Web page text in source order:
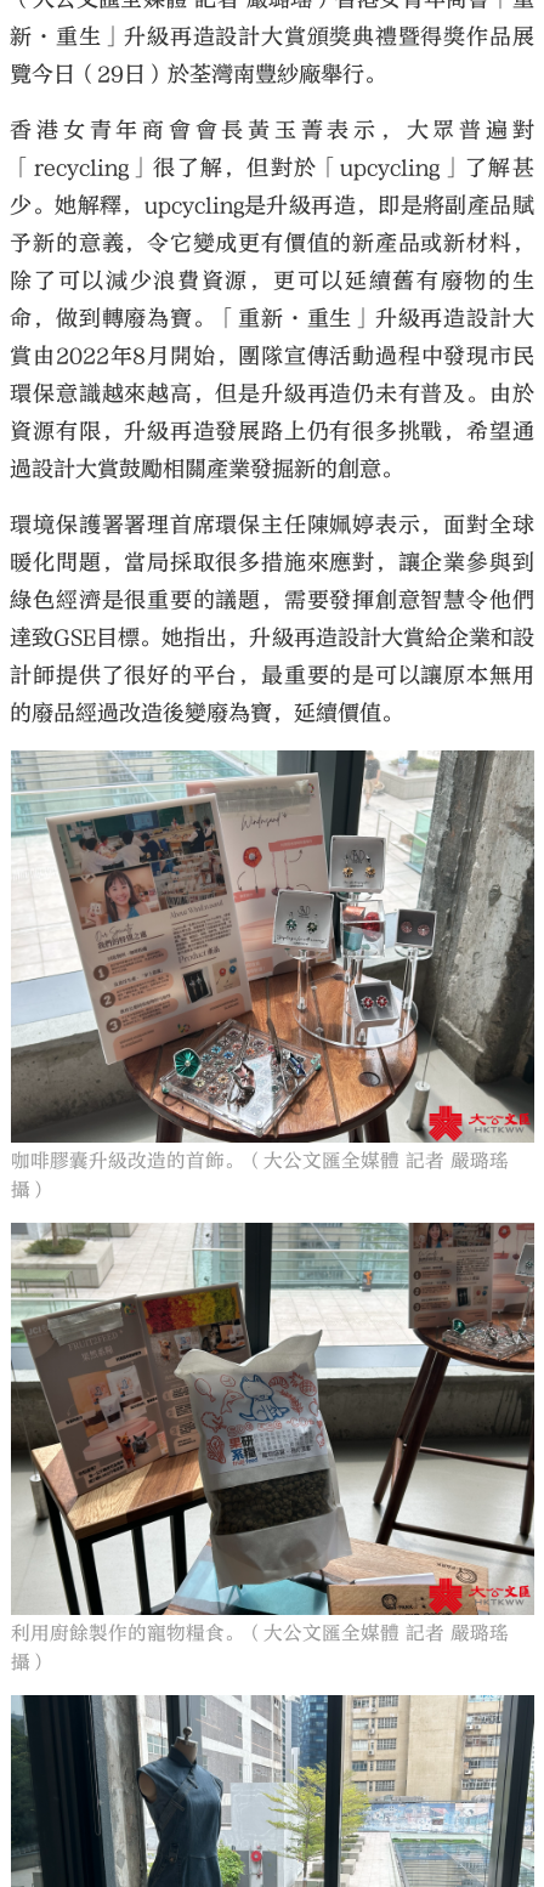
新·重生」升級再造設計大賞頒獎典禮暨得獎作品展
覽今日（29日）於荃灣南豐紗廠舉行。
香港女青年商會會長黃玉菁表示，大眾普遍對
「recycling」很了解，但對於「upcycling」了解甚
少。她解釋，upcycling是升級再造，即是將副產品賦
予新的意義，令它變成更有價值的新產品或新材料，
除了可以減少浪費資源，更可以延續舊有廢物的生
命，做到轉廢為寶。「重新·重生」升級再造設計大
賞由2022年8月開始，團隊宣傳活動過程中發現市民
環保意識越來越高，但是升級再造仍未有普及。由於
資源有限，升級再造發展路上仍有很多挑戰，希望通
過設計大賞鼓勵相關產業發掘新的創意。
環境保護署署理首席環保主任陳姵婷表示，面對全球
暖化問題，當局採取很多措施來應對，讓企業參與到
綠色經濟是很重要的議題，需要發揮創意智慧令他們
達致GSE目標。她指出，升級再造設計大賞給企業和設
計師提供了很好的平台，最重要的是可以讓原本無用
的廢品經過改造後變廢為寶，延續價值。
咖啡膠囊升級改造的首飾。（大公文匯全媒體 記者 嚴璐瑤
攝）
利用廚餘製作的寵物糧食。（大公文匯全媒體 記者 嚴璐瑤
攝）